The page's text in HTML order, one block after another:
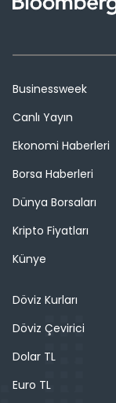
Businessweek
Canlı Yayın
Ekonomi Haberleri
Borsa Haberleri
Dünya Borsaları
Kripto Fiyatları
Künye
Döviz Kurları
Döviz Çevirici
Dolar TL
Euro TL